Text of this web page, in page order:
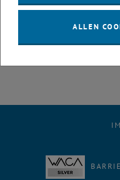
bis hin zur Architektur. Auch
ALLEN